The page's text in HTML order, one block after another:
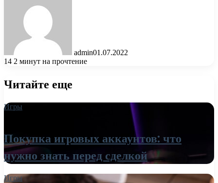
admin01.07.2022
14 2 минут на прочтение
Читайте еще
Игры
Покупка игровых аккаунтов: что
нужно знать перед сделкой
Игры